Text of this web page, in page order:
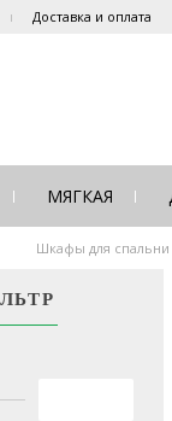
Доставка и оплата
МЯГКАЯ
Шкафы для спальни